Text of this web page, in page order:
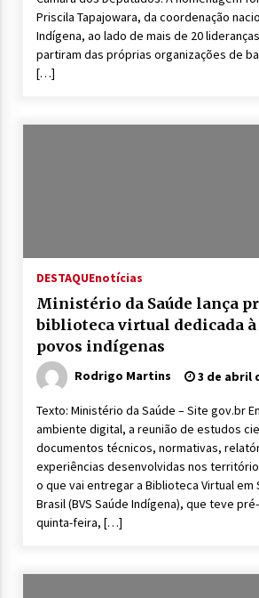
Priscila Tapajowara, da coordenação
Indígena, ao lado de mais de 20
partiram das próprias organizações de
[…]
DESTAQUEnotícias
Ministério da Saúde lança
biblioteca virtual dedicada à
povos indígenas
Rodrigo Martins 3 de abril
Texto: Ministério da Saúde – Site gov.br
ambiente digital, a reunião de estudos
documentos técnicos, normativas,
experiências desenvolvidas nos
o que vai entregar a Biblioteca Virtual em
Brasil (BVS Saúde Indígena), que teve
quinta-feira, […]